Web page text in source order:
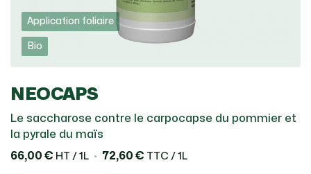
Application foliaire
Bio
NEOCAPS
Le saccharose contre le carpocapse du pommier et
la pyrale du maïs
66,00 € HT / 1L 72,60 € TTC / 1L